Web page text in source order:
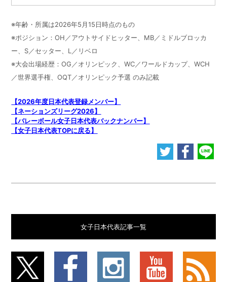
※年齢・所属は2026年5月15日時点のもの
※ポジション：OH／アウトサイドヒッター、MB／ミドルブロッカ
ー、S／セッター、L／リベロ
※大会出場経歴：OG／オリンピック、WC／ワールドカップ、WCH
／世界選手権、OQT／オリンピック予選 のみ記載
【2026年度日本代表登録メンバー】
【ネーションズリーグ2026】
【バレーボール女子日本代表バックナンバー】
【女子日本代表TOPに戻る】
女子日本代表記事一覧